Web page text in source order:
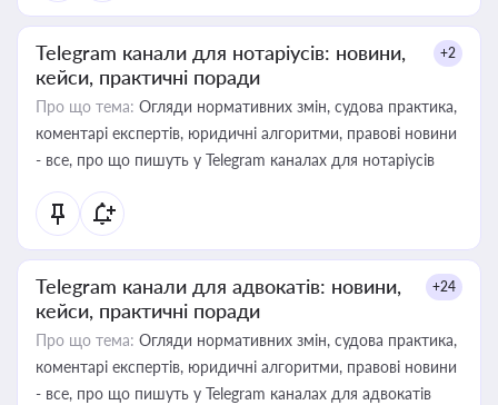
Telegram канали для нотаріусів: новини,
кейси, практичні поради
+2
Про що тема: Огляди нормативних змін, судова практика,
коментарі експертів, юридичні алгоритми, правові новини
- все, про що пишуть у Telegram каналах для нотаріусів
Telegram канали для адвокатів: новини,
кейси, практичні поради
+24
Про що тема: Огляди нормативних змін, судова практика,
коментарі експертів, юридичні алгоритми, правові новини
- все, про що пишуть у Telegram каналах для адвокатів